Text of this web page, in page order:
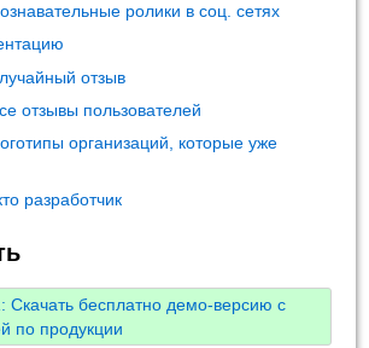
ролики в соц. сетях
отзыв
отзывы пользователей
организаций, которые уже
разработчик
бесплатно демо-версию с
по продукции